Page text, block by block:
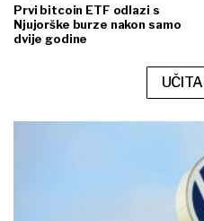
Prvi bitcoin ETF odlazi s
Njujorške burze nakon samo
dvije godine